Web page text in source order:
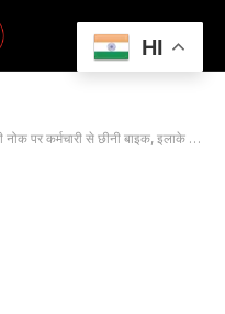
पर कर्मचारी से छीनी बाइक, इलाके में दहशत
HI